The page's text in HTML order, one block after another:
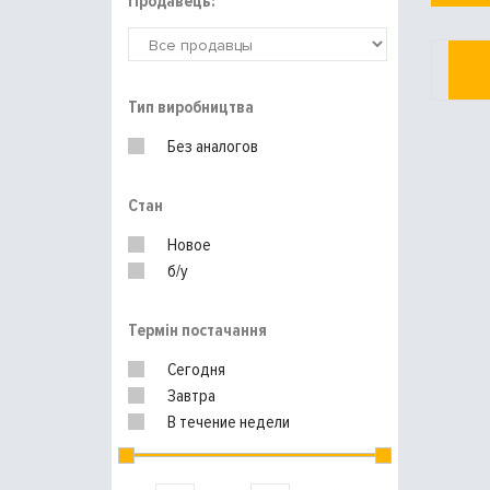
Тип виробництва
Без аналогов
Стан
Новое
б/у
Термін постачання
Сегодня
Завтра
В течение недели